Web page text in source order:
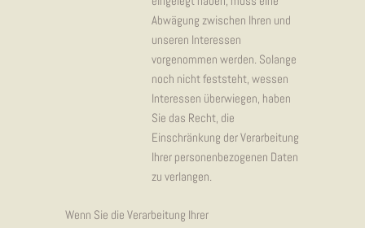
Abwägung zwischen Ihren und
unseren Interessen
vorgenommen werden. Solange
noch nicht feststeht, wessen
Interessen überwiegen, haben
Sie das Recht, die
Einschränkung der Verarbeitung
Ihrer personenbezogenen Daten
zu verlangen.
Wenn Sie die Verarbeitung Ihrer